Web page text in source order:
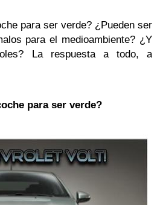
para ser verde? ¿Pueden ser
para el medioambiente? ¿Y
La respuesta a todo, a
para ser verde?